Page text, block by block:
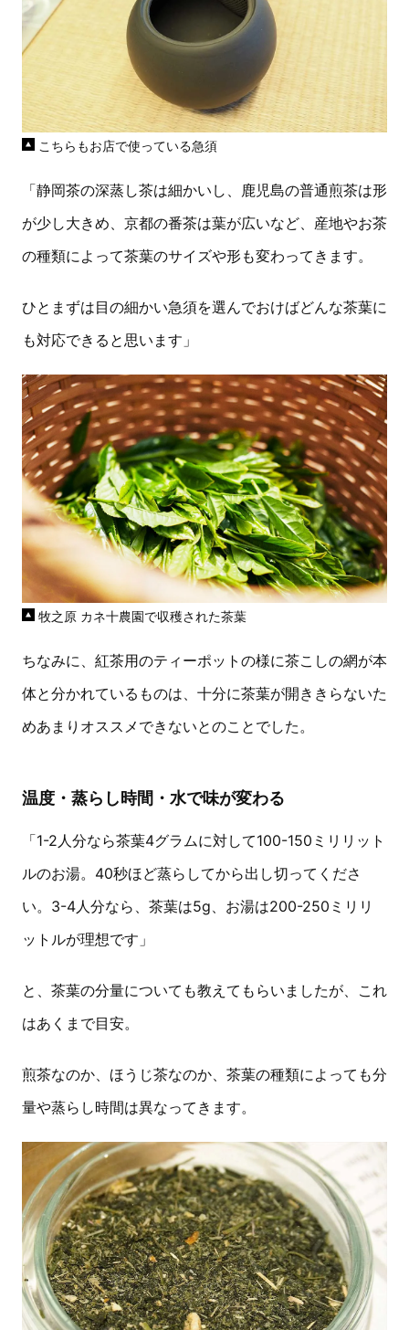
こちらもお店で使っている急須
「静岡茶の深蒸し茶は細かいし、鹿児島の普通煎茶は形
が少し大きめ、京都の番茶は葉が広いなど、産地やお茶
の種類によって茶葉のサイズや形も変わってきます。
ひとまずは目の細かい急須を選んでおけばどんな茶葉に
も対応できると思います」
牧之原 カネ十農園で収穫された茶葉
ちなみに、紅茶用のティーポットの様に茶こしの網が本
体と分かれているものは、十分に茶葉が開ききらないた
めあまりオススメできないとのことでした。
温度・蒸らし時間・水で味が変わる
「1-2人分なら茶葉4グラムに対して100-150ミリリット
ルのお湯。40秒ほど蒸らしてから出し切ってくださ
い。3-4人分なら、茶葉は5g、お湯は200-250ミリリ
ットルが理想です」
と、茶葉の分量についても教えてもらいましたが、これ
はあくまで目安。
煎茶なのか、ほうじ茶なのか、茶葉の種類によっても分
量や蒸らし時間は異なってきます。